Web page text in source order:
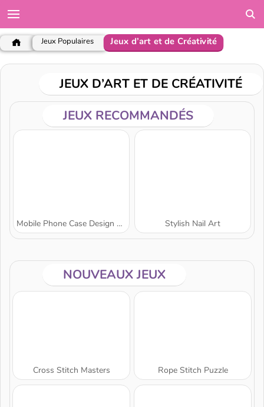
Jeux Populaires Jeux d’art et de Créativité
JEUX D’ART ET DE CRÉATIVITÉ
JEUX RECOMMANDÉS
Mobile Phone Case Design & DIY Stylish Nail Art
NOUVEAUX JEUX
Cross Stitch Masters Rope Stitch Puzzle